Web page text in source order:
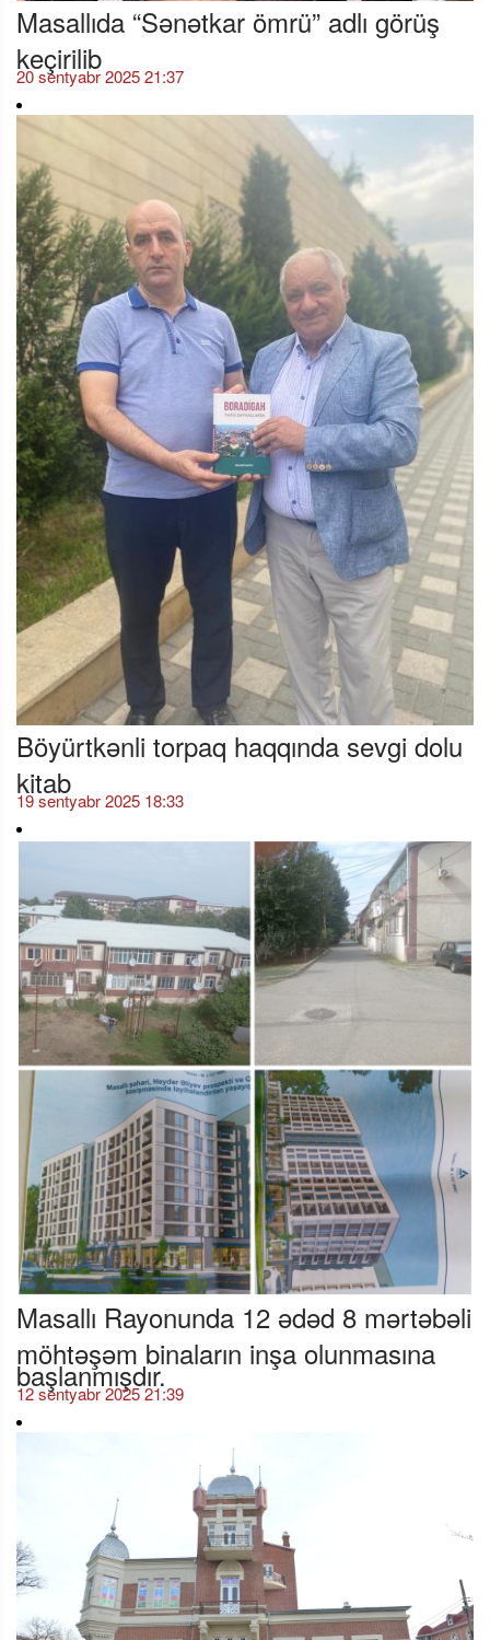
Masallıda “Sənətkar ömrü” adlı görüş
keçirilib
20 sentyabr 2025 21:37
Böyürtkənli torpaq haqqında sevgi dolu
kitab
19 sentyabr 2025 18:33
Masallı Rayonunda 12 ədəd 8 mərtəbəli
möhtəşəm binaların inşa olunmasına
başlanmışdır.
12 sentyabr 2025 21:39